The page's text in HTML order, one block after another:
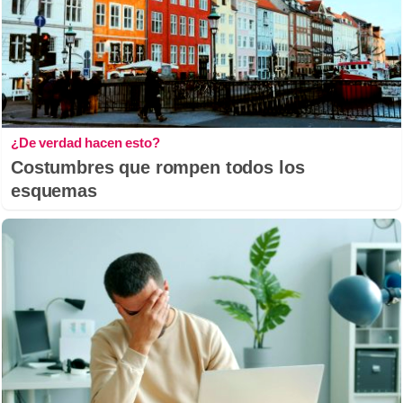
¿De verdad hacen esto?
Costumbres que rompen todos los
esquemas